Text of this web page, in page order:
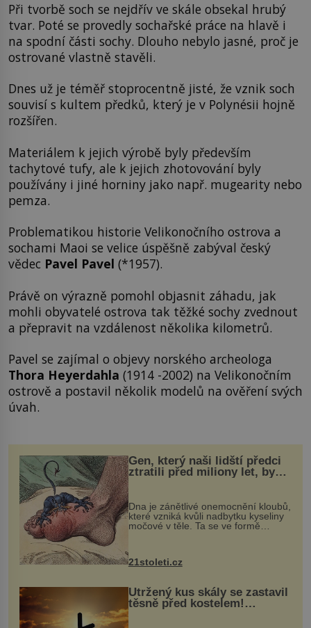
Při tvorbě soch se nejdřív ve skále obsekal hrubý
tvar. Poté se provedly sochařské práce na hlavě i
na spodní části sochy. Dlouho nebylo jasné, proč je
ostrované vlastně stavěli.
Dnes už je téměř stoprocentně jisté, že vznik soch
souvisí s kultem předků, který je v Polynésii hojně
rozšířen.
Materiálem k jejich výrobě byly především
tachytové tufy, ale k jejich zhotovování byly
používány i jiné horniny jako např. mugearity nebo
pemza.
Problematikou historie Velikonočního ostrova a
sochami Maoi se velice úspěšně zabýval český
vědec Pavel Pavel (*1957).
Právě on výrazně pomohl objasnit záhadu, jak
mohli obyvatelé ostrova tak těžké sochy zvednout
a přepravit na vzdálenost několika kilometrů.
Pavel se zajímal o objevy norského archeologa
Thora Heyerdahla (1914 -2002) na Velikonočním
ostrově a postavil několik modelů na ověření svých
úvah.
Gen, který naši lidští předci
ztratili před miliony let, by
mohl pomoci s léčbou
„nemoci králů“
Dna je zánětlivé onemocnění kloubů,
které vzniká kvůli nadbytku kyseliny
močové v těle. Ta se ve formě
nohou, a způsobuje bole...
21stoleti.cz
Utržený kus skály se zastavil
těsně před kostelem!
Ochránila ho boží síla?